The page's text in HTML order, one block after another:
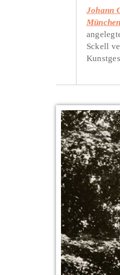
Johann
Sckell